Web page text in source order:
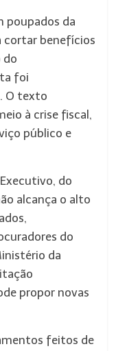
poupados da
cortar benefícios
do
foi
O texto
à crise fiscal,
público e
do
alcança o alto
do
da
propor novas
feitos de